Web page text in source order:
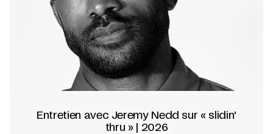
Entretien avec Jeremy Nedd sur « slidin'
thru » | 2026